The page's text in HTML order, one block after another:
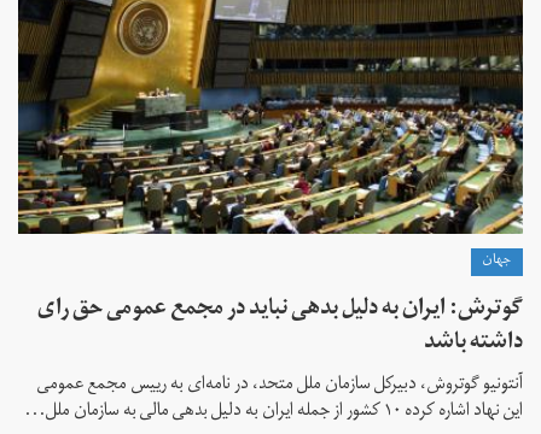
جهان
گوترش: ایران به دلیل بدهی نباید در مجمع عمومی حق رای
داشته باشد
آنتونیو گوتروش، دبیرکل سازمان ملل متحد،‌ در نامه‌ای به رییس مجمع عمومی
این نهاد اشاره کرده ۱۰ کشور از جمله ایران به دلیل بدهی مالی به سازمان ملل...